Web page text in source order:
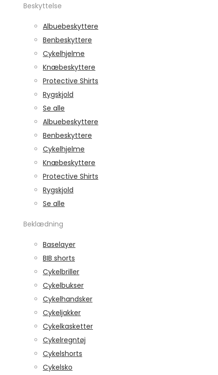
Beskyttelse
Albuebeskyttere
Benbeskyttere
Cykelhjelme
Knæbeskyttere
Protective Shirts
Rygskjold
Se alle
Albuebeskyttere
Benbeskyttere
Cykelhjelme
Knæbeskyttere
Protective Shirts
Rygskjold
Se alle
Beklædning
Baselayer
BIB shorts
Cykelbriller
Cykelbukser
Cykelhandsker
Cykeljakker
Cykelkasketter
Cykelregntøj
Cykelshorts
Cykelsko